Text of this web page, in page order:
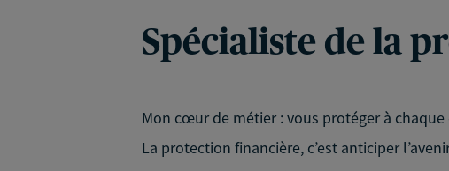
Spécialiste de la
Mon cœur de métier : vous protéger à
La protection financière, c’est anticiper